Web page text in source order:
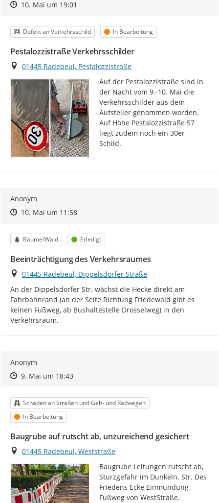
Zeitpunkt des Erstellens
Zeitpunkt des Erstellens
10. Mai um 19:01
Kategorie
Defekt an Verkehrsschild Status
In Bearbeitung
Pestalozzistraße Verkehrsschilder
Ort
01445 Radebeul, Pestalozzistraße
Auf der Pestalozzistraße sind in
der Nacht vom 9.-10. Mai die
Verkehrsschilder aus dem
Aufsteller genommen worden.
Auf Höhe Pestalozzistraße 57
liegt zudem noch ein 30er
Schild.
Anonym
Zeitpunkt des Erstellens
Zeitpunkt des Erstellens
10. Mai um 11:58Zur Äußerung
Kategorie
Bäume/Wald Status
Erledigt
Beeinträchtigung des Verkehrsraumes
Ort
01445 Radebeul, Dippelsdorfer Straße
An der Dippelsdorfer Str. wächst die Hecke direkt am
Fahrbahnrand (an der Seite Richtung Friedewald gibt es
keinen Fußweg, ab Bushaltestelle Drosselweg) in den
Verkehrsraum.
Anonym
Zeitpunkt des Erstellens
Zeitpunkt des Erstellens
9. Mai um 18:43Zur Äußerung
Kategorie
Schäden an Straßen und Geh- und Radwegen
Status
In Bearbeitung
Baugrube auf rutscht ab, unzureichend gesichert
Ort
01445 Radebeul, Weststraße
Baugrube Leitungen rutscht ab,
Sturzgefahr im Dunkeln. Str. Des
Friedens Ecke Einmündung
Fußweg von WestStraße.